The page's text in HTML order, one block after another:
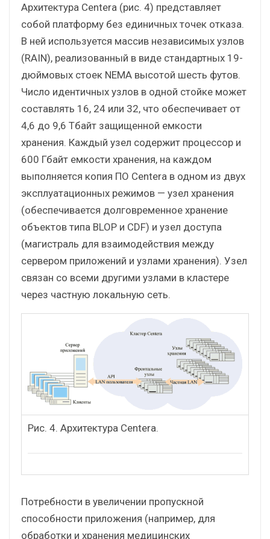
Архитектура Centera (рис. 4) представляет
собой платформу без единичных точек отказа.
В ней используется массив независимых узлов
(RAIN), реализованный в виде стандартных 19-
дюймовых стоек NEMA высотой шесть футов.
Число идентичных узлов в одной стойке может
составлять 16, 24 или 32, что обеспечивает от
4,6 до 9,6 Тбайт защищенной емкости
хранения. Каждый узел содержит процессор и
600 Гбайт емкости хранения, на каждом
выполняется копия ПО Centera в одном из двух
эксплуатационных режимов — узел хранения
(обеспечивается долговременное хранение
объектов типа BLOP и CDF) и узел доступа
(магистраль для взаимодействия между
сервером приложений и узлами хранения). Узел
связан со всеми другими узлами в кластере
через частную локальную сеть.
Рис. 4. Архитектура Centera.
Потребности в увеличении пропускной
способности приложения (например, для
обработки и хранения медицинских